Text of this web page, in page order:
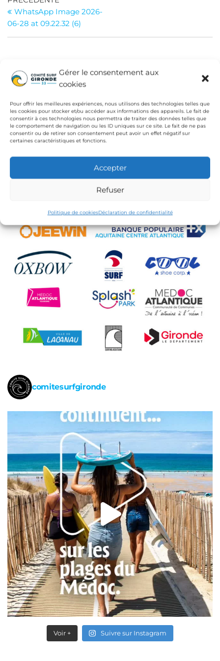
Gérer le consentement aux
cookies
Pour offrir les meilleures expériences, nous utilisons des technologies telles que
les cookies pour stocker et/ou accéder aux informations des appareils. Le fait de
consentir à ces technologies nous permettra de traiter des données telles que
le comportement de navigation ou les ID uniques sur ce site. Le fait de ne pas
consentir ou de retirer son consentement peut avoir un effet négatif sur
certaines caractéristiques et fonctions.
Accepter
Refuser
Politique de cookiesDéclaration de confidentialité
de
l’article
précédent
WhatsApp Image 2026-
06-28 at 09.22.32 (6)
Fédération Française de Surf
Conseil Départemental de la Gironde
Ligue de Surf de Nouvelle Aquitaine
CdC Médoc Atlantique
comitesurfgironde
Voir + Suivre sur Instagram